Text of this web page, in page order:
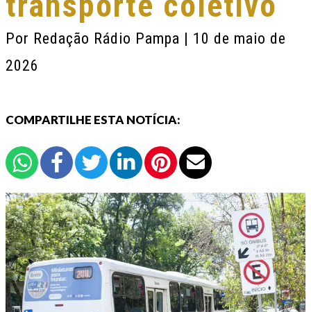
Por Redação Rádio Pampa | 10 de maio de
2026
COMPARTILHE ESTA NOTÍCIA: